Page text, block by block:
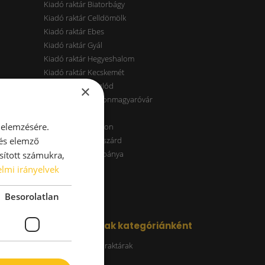
Kiadó raktár Biatorbágy
Kiadó raktár Celldömölk
Kiadó raktár Ebes
Kiadó raktár Gyál
Kiadó raktár Hegyeshalom
Kiadó raktár Kecskemét
Kiadó raktár Maglód
Kiadó raktár Mosonmagyaróvár
Kiadó raktár Sopron
Kiadó raktár Szekszárd
Kiadó raktár Tatabánya
Kiadó raktár Vác
Kiadó raktárak kategóriánként
Energiatakarékos raktárak
ESG raktár
×
elemző
számukra,
irányelvek
Besorolatlan